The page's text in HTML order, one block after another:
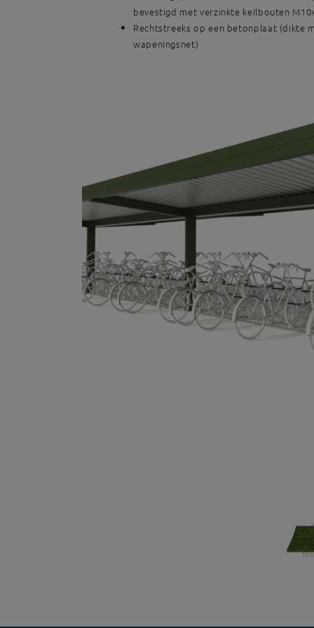
bevestigd met verzinkte keilbouten
Rechtstreeks op een betonplaat (dikte
wapeningsnet)